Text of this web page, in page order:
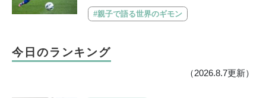
#親子で語る世界のギモン
今日のランキング
（2026.8.7更新）